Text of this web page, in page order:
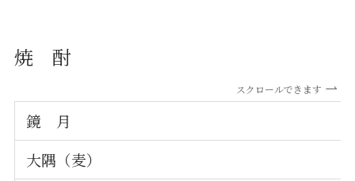
焼 酎
スクロールできます
鏡 月
大隅（麦）